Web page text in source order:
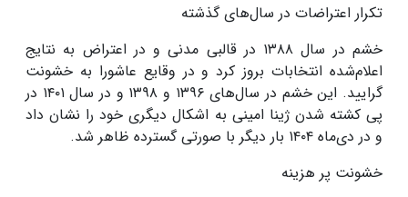
تکرار اعتراضات در سال‌های گذشته
خشم در سال ۱۳۸۸ در قالبی مدنی و در اعتراض به نتایج
اعلام‌شده انتخابات بروز کرد و در وقایع عاشورا به خشونت
گرایید. این خشم در سال‌های ۱۳۹۶ و ۱۳۹۸ و در سال ۱۴۰۱ در
پی کشته شدن ژینا امینی به اشکال دیگری خود را نشان داد
و در دی‌ماه ۱۴۰۴ بار دیگر با صورتی گسترده ظاهر شد.
خشونت پر هزینه